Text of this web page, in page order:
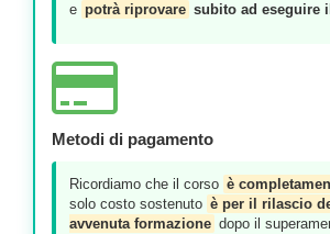
e potrà riprovare subito ad eseguire
Metodi di pagamento
Ricordiamo che il corso è
solo costo sostenuto è per il rilascio
avvenuta formazione dopo il